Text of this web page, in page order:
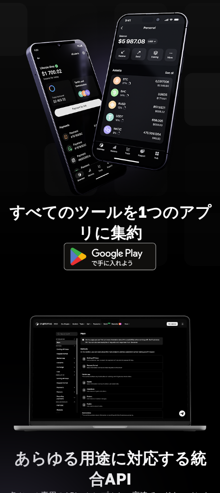
すべてのツールを1つのアプ
リに集約
あらゆる用途に対応する統
合API